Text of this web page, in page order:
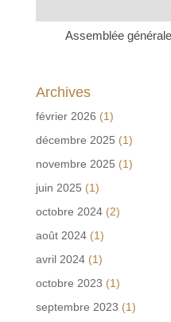
Assemblée
Archives
février 2026 (1)
décembre 2025 (1)
novembre 2025 (1)
juin 2025 (1)
octobre 2024(2)
août 2024(1)
avril 2024(1)
octobre 2023 (1)
septembre 2023 (1)